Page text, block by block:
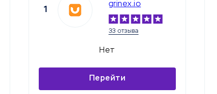
1
grinex.io
33 отзыва
Нет
Перейти